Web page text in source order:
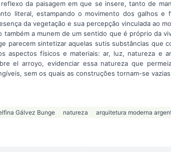
da paisagem em que se insere, tanto de
literal, estampando o movimento dos galhos e
da vegetação e sua percepção vinculada ao
também a munem de um sentido que é próprio da
parecem sintetizar aquelas sutis substâncias que
aspectos físicos e materiais: ar, luz, natureza e
el arroyo, evidenciar essa natureza que
sem os quais as construções tornam-se
Gálvez Bunge natureza arquitetura moderna